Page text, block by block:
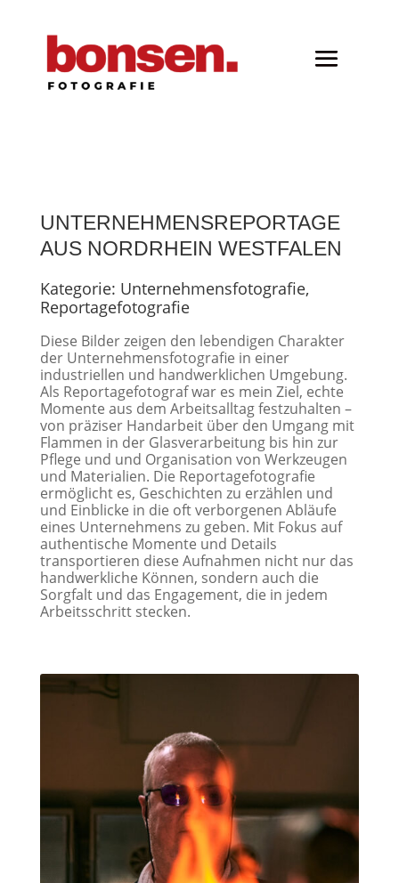
UNTERNEHMENSREPORTAGE
AUS NORDRHEIN WESTFALEN
Kategorie: Unternehmensfotografie,
Reportagefotografie
Diese Bilder zeigen den lebendigen Charakter
der Unternehmensfotografie in einer
industriellen und handwerklichen Umgebung.
Als Reportagefotografwar es mein Ziel, echte
Momente aus dem Arbeitsalltag festzuhalten –
von präziser Handarbeit über den Umgang mit
Flammen in der Glasverarbeitung bis hin zur
Pflege und und Organisation von Werkzeugen
und Materialien. Die Reportagefotografie
ermöglicht es, Geschichten zu erzählen und
und Einblicke in die oft verborgenen Abläufe
eines Unternehmens zu geben. Mit Fokus auf
authentische Momente und Details
transportieren diese Aufnahmen nicht nur das
handwerkliche Können, sondern auch die
Sorgfalt und das Engagement, die in jedem
Arbeitsschritt stecken.